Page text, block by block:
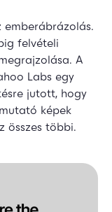
emberábrázolás.
felvételi
A
Labs egy
jutott, hogy
képek
összes többi.